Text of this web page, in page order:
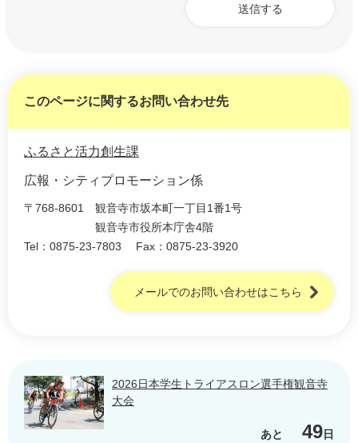
このページに関するお問い合わせ先
ふるさと活力創生課
広報・シティプロモーション係
〒768-8601
観音寺市坂本町一丁目1番1号
観音寺市役所本庁舎4階
Tel：0875-23-7803
Fax：0875-23-3920
メールでのお問い合わせはこちら
2026日本学生トライアスロン選手権観音寺
大会
あと 49日